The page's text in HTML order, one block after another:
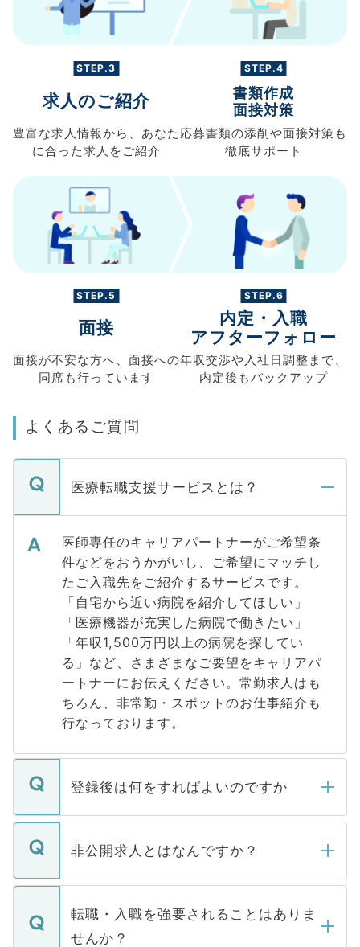
STEP.3
求人のご紹介
豊富な求人情報から、 あなた
に合った求人を ご紹介
STEP.4
書類作成
面接対策
応募書類の添削や面接対策も
徹底サポート
STEP.5
面接
面接が不安な方へ、 面接への
同席も行っています
STEP.6
内定・入職
アフターフォロー
年収交渉や入社日調整まで、
内定後もバックアップ
よくあるご質問
医療転職支援サービスとは？
医師専任のキャリアパートナーがご希望条
件などをおうかがいし、ご希望にマッチし
たご入職先をご紹介するサービスです。
「自宅から近い病院を紹介してほしい」
「医療機器が充実した病院で働きたい」
「年収1,500万円以上の病院を探してい
る」など、さまざまなご要望をキャリアパ
ートナーにお伝えください。常勤求人はも
ちろん、非常勤・スポットのお仕事紹介も
行なっております。
登録後は何をすればよいのですか
ご登録いただきましたら、弊社担当者がご
登録内容を確認し、その後メールもしくは
ます。通常、5営業日以内にはご連絡をせて
いただきますので、しばらくお待ちくださ
非公開求人とはなんですか？
マイナビDOCTORで取り扱っている求人の
うち約3割は、Webサイトからご覧いただ
けない「非公開求人」です。非公開求人は
転職・入職を強要されることはありま
せんか？